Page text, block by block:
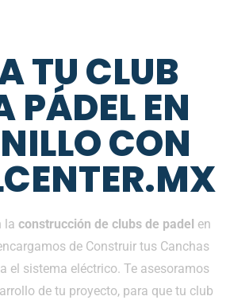
TU CLUB
PÁDEL EN
CON
la construcción de clubs de padel en
de Construir tus Canchas
el sistema eléctrico. Te asesoramos
de tu proyecto, para que tu club